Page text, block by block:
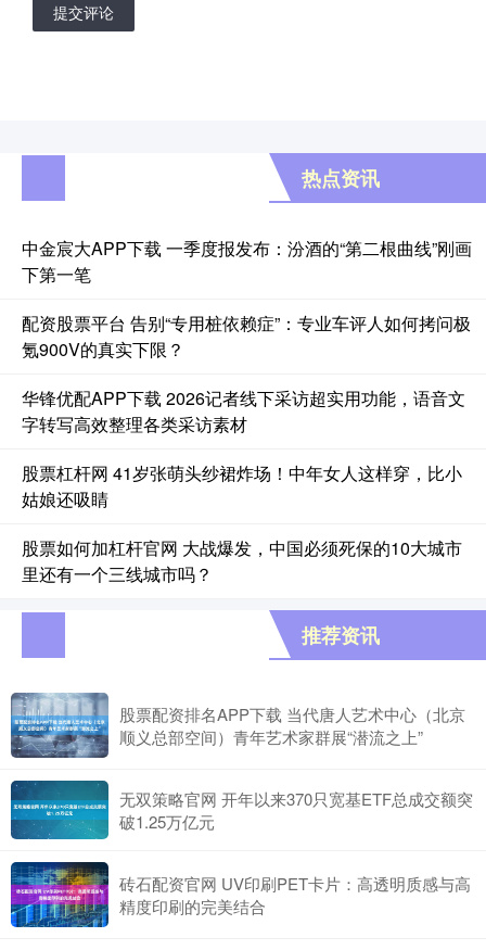
提交评论
热点资讯
中金宸大APP下载 一季度报发布：汾酒的“第二根曲线”刚画
下第一笔
配资股票平台 告别“专用桩依赖症”：专业车评人如何拷问极
氪900V的真实下限？
华锋优配APP下载 2026记者线下采访超实用功能，语音文
字转写高效整理各类采访素材
股票杠杆网 41岁张萌头纱裙炸场！中年女人这样穿，比小
姑娘还吸睛
股票如何加杠杆官网 大战爆发，中国必须死保的10大城市
里还有一个三线城市吗？
推荐资讯
股票配资排名APP下载 当代唐人艺术中心（北京
顺义总部空间）青年艺术家群展“潜流之上”
无双策略官网 开年以来370只宽基ETF总成交额突
破1.25万亿元
砖石配资官网 UV印刷PET卡片：高透明质感与高
精度印刷的完美结合